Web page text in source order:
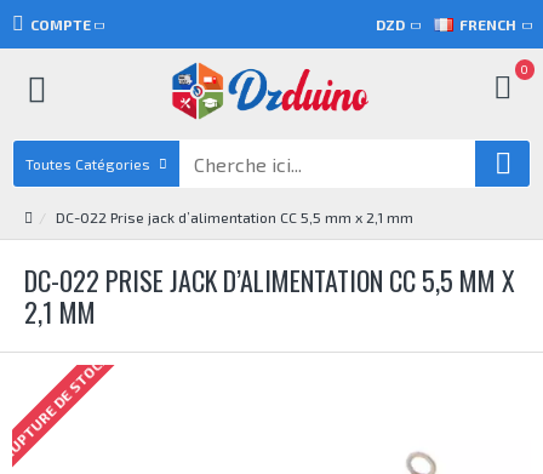
COMPTE DZD FRENCH
0
Toutes Catégories
DC-022 Prise jack d’alimentation CC 5,5 mm x 2,1 mm
DC-022 PRISE JACK D’ALIMENTATION CC 5,5 MM X
2,1 MM
DE STOCK